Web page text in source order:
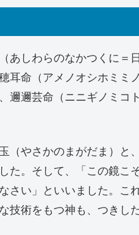
しわらのなかつくに＝
耳命（アメノオシホミミ
邇邇芸命（ニニギノミコ
やさかのまがだま）と
た。そして、「この鏡こ
さい」といいました。こ
術をもつ神も、つきし